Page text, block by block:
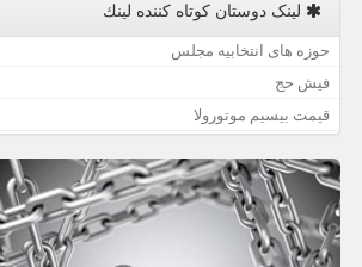
لینک دوستان كوتاه كننده لینك
حوزه های انتخابیه مجلس
فیش حج
قیمت بیسیم موتورولا